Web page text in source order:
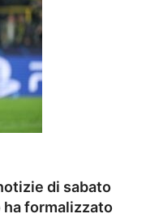
di sabato
ha formalizzato